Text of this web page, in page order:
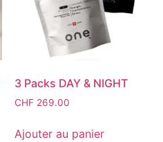
3 Packs DAY & NIGHT
CHF269.00
Ajouter au panier